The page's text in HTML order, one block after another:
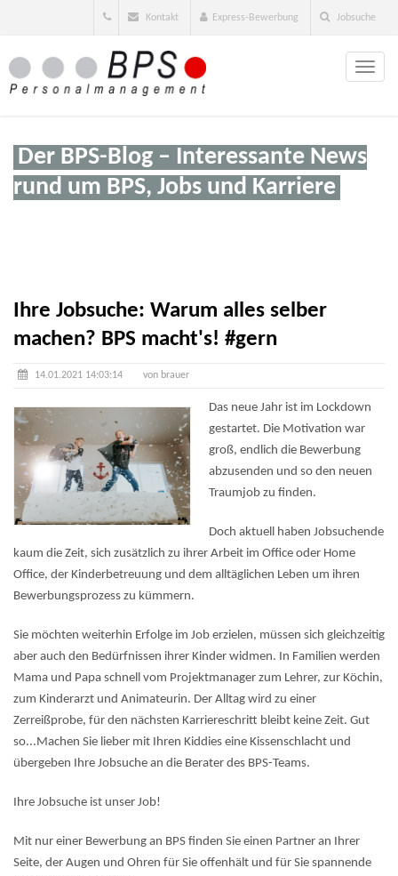
Kontakt Express-Bewerbung Jobsuche
Toggle
Der BPS-Blog – Interessante News
rund um BPS, Jobs und Karriere
Ihre Jobsuche: Warum alles selber
machen? BPS macht's! #gern
14.01.2021 14:03:14 von brauer
Das neue Jahr ist im Lockdown
gestartet. Die Motivation war
groß, endlich die Bewerbung
abzusenden und so den neuen
Traumjob zu finden.
Doch aktuell haben Jobsuchende
kaum die Zeit, sich zusätzlich zu ihrer Arbeit im Office oder Home
Office, der Kinderbetreuung und dem alltäglichen Leben um ihren
Bewerbungsprozess zu kümmern.
Sie möchten weiterhin Erfolge im Job erzielen, müssen sich gleichzeitig
aber auch den Bedürfnissen ihrer Kinder widmen. In Familien werden
Mama und Papa schnell vom Projektmanager zum Lehrer, zur Köchin,
zum Kinderarzt und Animateurin. Der Alltag wird zu einer
Zerreißprobe, für den nächsten Karriereschritt bleibt keine Zeit. Gut
so...Machen Sie lieber mit Ihren Kiddies eine Kissenschlacht und
übergeben Ihre Jobsuche an die Berater des BPS-Teams.
Ihre Jobsuche ist unser Job!
Mit nur einer Bewerbung an BPS finden Sie einen Partner an Ihrer
Seite, der Augen und Ohren für Sie offenhält und für Sie spannende